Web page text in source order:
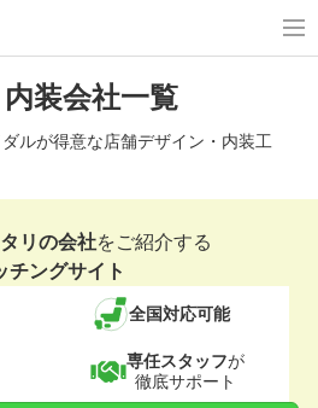
装会社一覧
ルが得意な店舗デザイン・内装工
リの会社をご紹介する
チングサイト
全国対応可能
専任スタッフが
徹底サポート